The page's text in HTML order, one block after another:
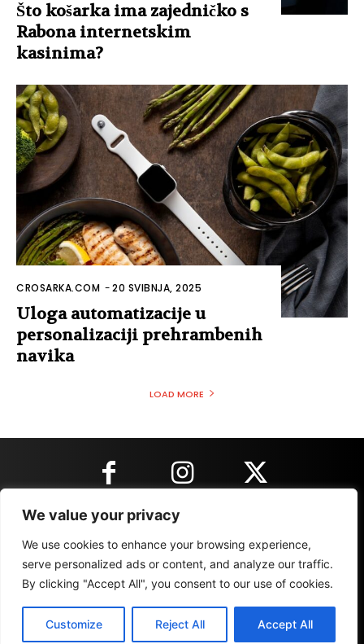
We value your privacy
We use cookies to enhance your browsing experience,
serve personalized ads or content, and analyze our traffic.
By clicking "Accept All", you consent to our use of cookies.
Customize Reject All Accept All
Što košarka ima zajedničko s
Rabona internetskim
kasinima?
CROSARKA.COM -20 SVIBNJA, 2025
Uloga automatizacije u
personalizaciji prehrambenih
navika
LOAD MORE
KONTAKT INFORMACIJE
IMPRESSUM MARKETING REZULTATI